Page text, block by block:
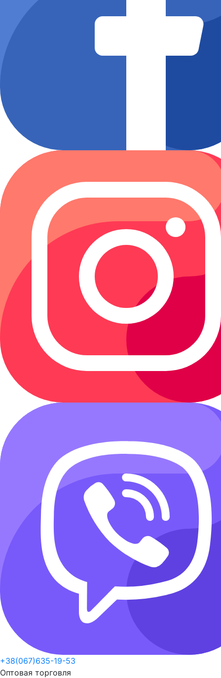
+38(067)635-19-53
Оптовая торговля